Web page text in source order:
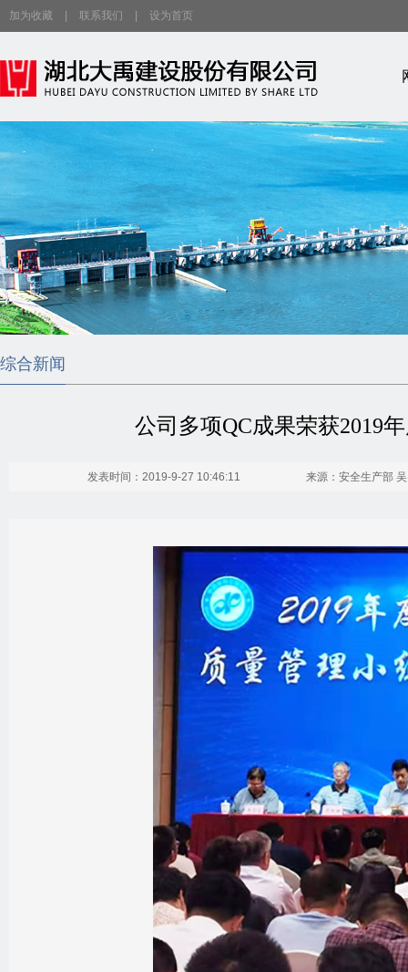
加为收藏 联系我们 设为首页
综合新闻
公司多项QC成果荣获2019
发表时间：2019-9-27 10:46:11 来源：安全生产部